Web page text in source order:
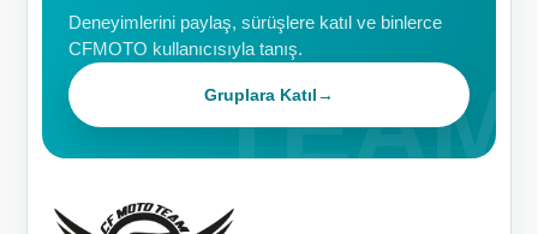
Deneyimlerini paylaş, sürüşlere katıl ve binlerce
CFMOTO kullanıcısıyla tanış.
Gruplara Katıl→